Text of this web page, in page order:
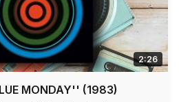
2:26
MONDAY'' (1983)